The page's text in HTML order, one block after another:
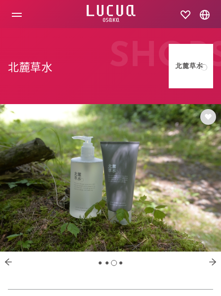
北麓草水